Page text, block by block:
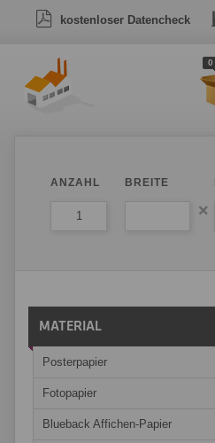
kostenloser Datencheck
0
ANZAHL BREITE
MATERIAL
Posterpapier
Fotopapier
Blueback Affichen-Papier